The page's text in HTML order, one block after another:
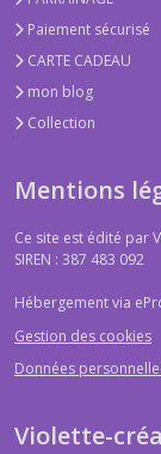
Paiement sécurisé
CARTE CADEAU
mon blog
Collection
Mentions
Ce site est édité par
SIREN : 387 483 092
Hébergement via
Gestion des cookies
Données
Violette-